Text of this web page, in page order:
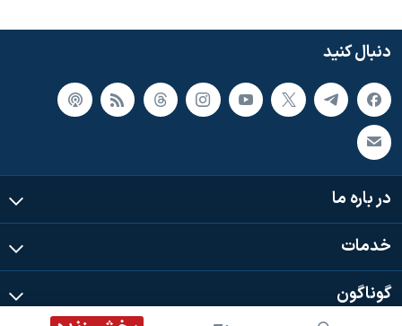
دنبال کنید
در باره ما
خدمات
گوناگون